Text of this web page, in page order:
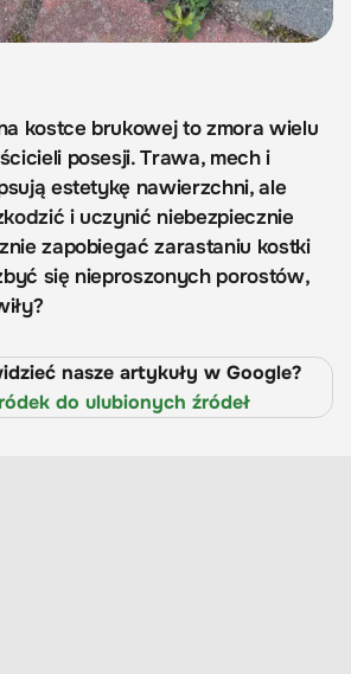
kostce brukowej to zmora wielu
posesji. Trawa, mech i
estetykę nawierzchni, ale
i uczynić niebezpiecznie
zapobiegać zarastaniu kostki
się nieproszonych porostów,
nasze artykuły w Google?
do ulubionych źródeł